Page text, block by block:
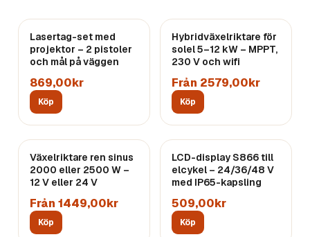
Lasertag-set med
projektor – 2 pistoler
och mål på väggen
869,00kr
Köp
Hybridväxelriktare för
solel 5–12 kW – MPPT,
230 V och wifi
Från 2579,00kr
Köp
Växelriktare ren sinus
2000 eller 2500 W –
12 V eller 24 V
Från 1449,00kr
Köp
LCD-display S866 till
elcykel – 24/36/48 V
med IP65-kapsling
509,00kr
Köp